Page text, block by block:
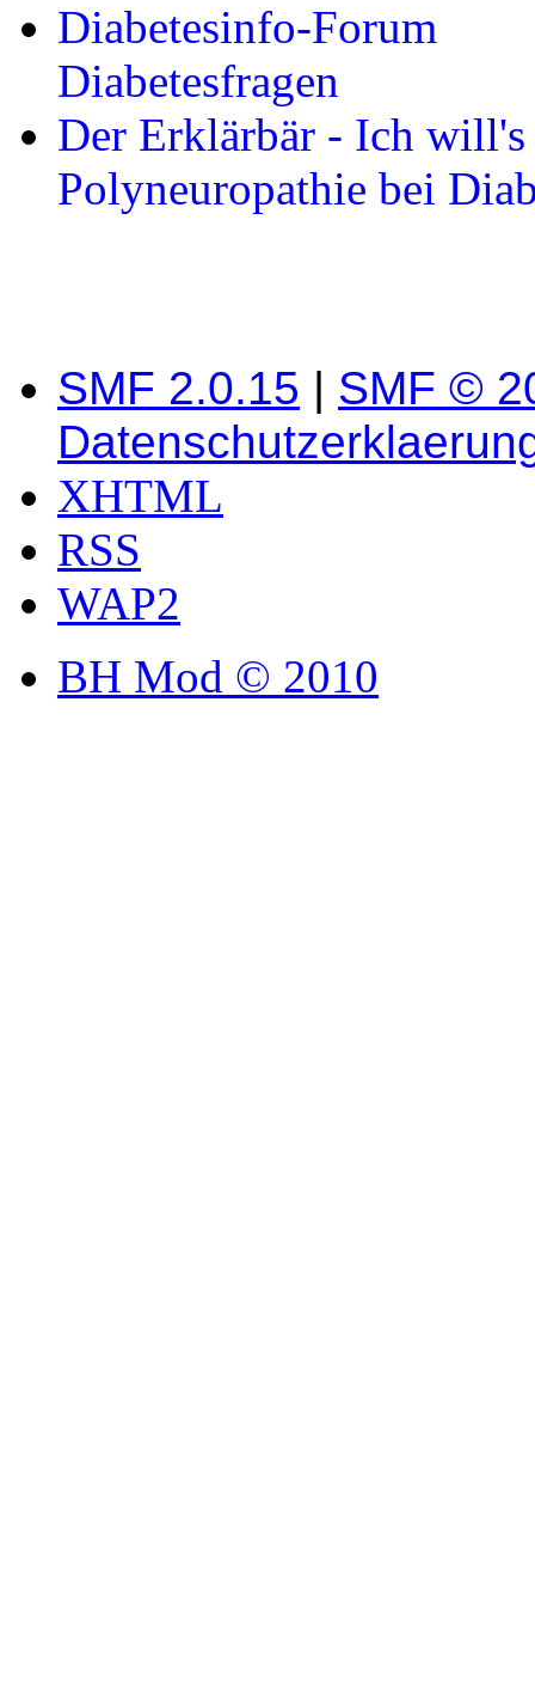
Diabetesinfo-Forum
Diabetesfragen
Der Erklärbär - Ich will's
Polyneuropathie bei
SMF 2.0.15 | SMF ©
XHTML
RSS
WAP2
BH Mod © 2010